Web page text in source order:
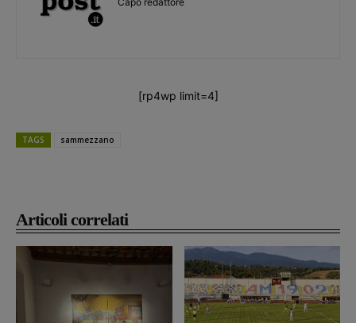
Articoli correlati
[rp4wp limit=4]
TAGS sammezzano